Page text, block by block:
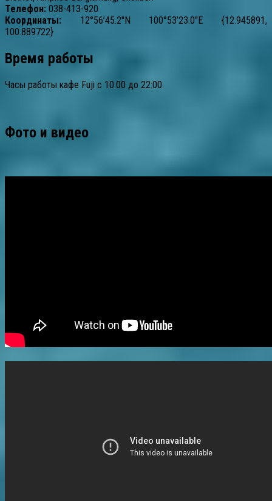
Телефон: 038-413-920
Координаты: 12°56’45.2″N 100°53’23.0″E {12.945891,
100.889722}
Время работы
Часы работы кафе Fuji с 10:00 до 22:00.
Фото и видео